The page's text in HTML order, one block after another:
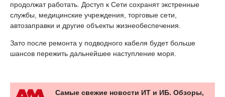
продолжат работать. Доступ к Сети сохранят экстренные
службы, медицинские учреждения, торговые сети,
автозаправки и другие объекты жизнеобеспечения.
Зато после ремонта у подводного кабеля будет больше
шансов пережить дальнейшее наступление моря.
Самые свежие новости ИТ и ИБ. Обзоры,